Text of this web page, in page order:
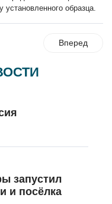
установленного образца.
Вперед
запустил
и посёлка